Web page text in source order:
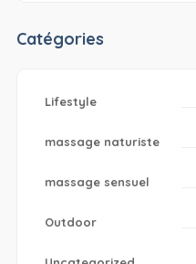
Catégories
Lifestyle
massage naturiste
massage sensuel
Outdoor